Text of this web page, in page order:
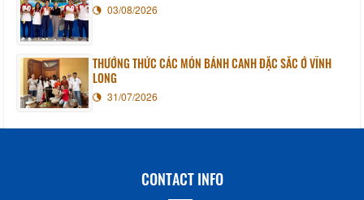
03/08/2026
THƯỞNG THỨC CÁC MÓN BÁNH CANH ĐẶC SẮC Ở VĨNH
LONG
31/07/2026
CONTACT INFO